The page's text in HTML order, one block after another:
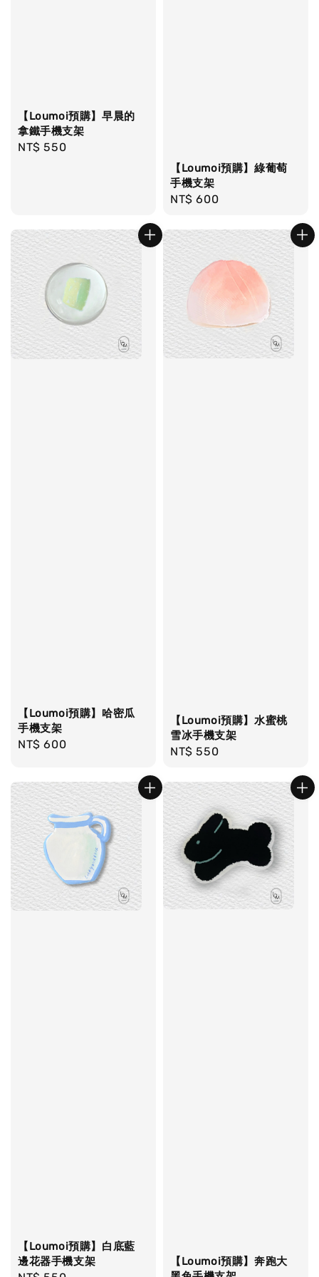
【Loumoi預購】早晨的
拿鐵手機支架
Regular
NT$ 550
【Loumoi預購】綠葡萄
手機支架
Regular
NT$ 600
【Loumoi預購】哈密瓜
手機支架
Regular
NT$ 600
【Loumoi預購】水蜜桃
雪冰手機支架
Regular
NT$ 550
【Loumoi預購】白底藍
邊花器手機支架
【Loumoi預購】奔跑大